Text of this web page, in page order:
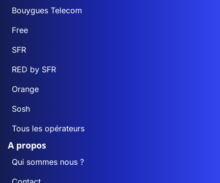
Bouygues Telecom
Free
SFR
RED by SFR
Orange
Sosh
Tous les opérateurs
A propos
Qui sommes nous ?